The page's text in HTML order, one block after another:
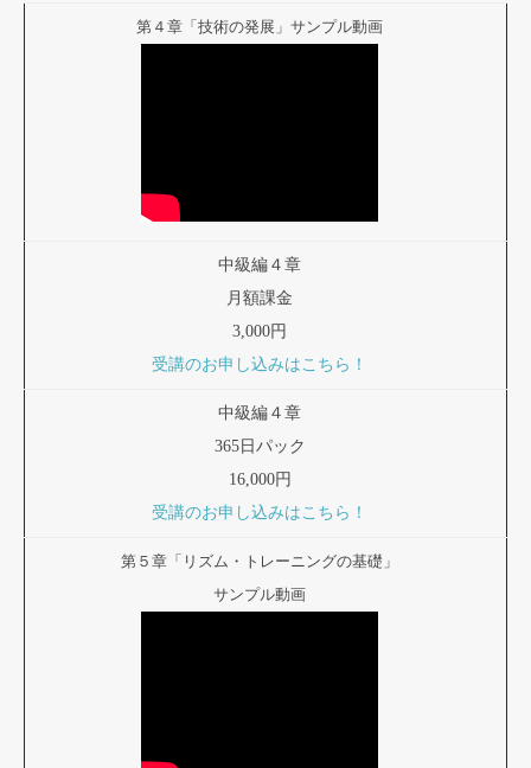
第４章「技術の発展」サンプル動画
中級編４章
月額課金
3,000円
受講のお申し込みはこちら！
中級編４章
365日パック
16,000円
受講のお申し込みはこちら！
第５章「リズム・トレーニングの基礎」
サンプル動画